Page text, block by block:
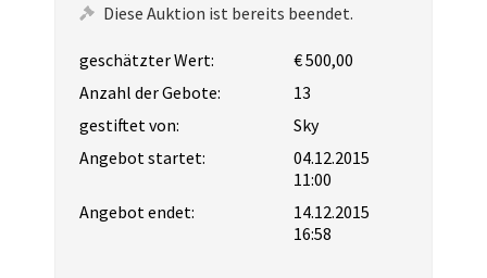
Diese Auktion ist bereits beendet.
geschätzter Wert:
€ 500,00
Anzahl der Gebote:
13
gestiftet von:
Sky
Angebot startet:
04.12.2015
11:00
Angebot endet:
14.12.2015
16:58